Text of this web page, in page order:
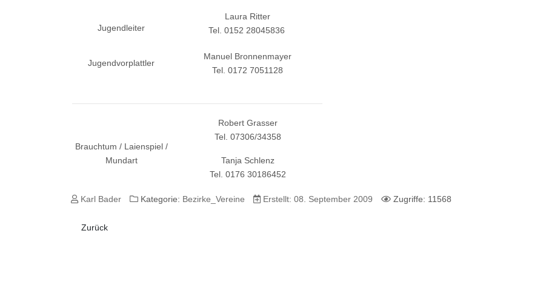
Jugendleiter
Laura Ritter
Tel. 0152 28045836
Jugendvorplattler
Manuel Bronnenmayer
Tel. 0172 7051128
Brauchtum / Laienspiel /
Mundart
Robert Grasser
Tel. 07306/34358
Tanja Schlenz
Tel. 0176 30186452
Karl Bader Kategorie: Bezirke_Vereine Erstellt: 08. September 2009 Zugriffe: 11568
Vorheriger Beitrag: Hammerschmiede
Zurück